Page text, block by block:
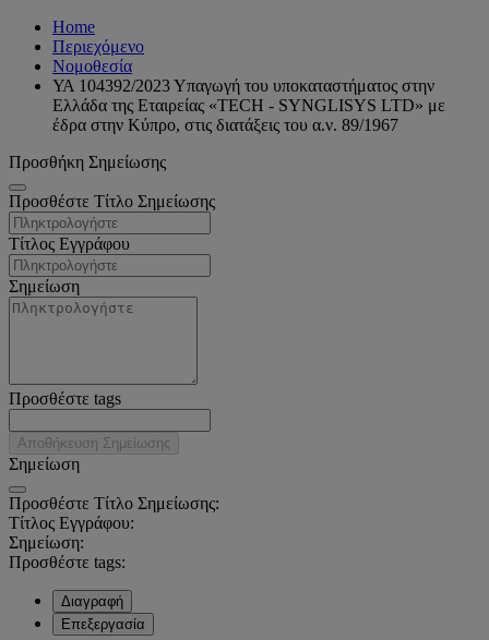
Home
Περιεχόμενο
Νομοθεσία
ΥΑ 104392/2023 Υπαγωγή του υποκαταστήματος στην
Ελλάδα της Εταιρείας «TECH - SYNGLISYS LTD» με
έδρα στην Κύπρο, στις διατάξεις του α.ν. 89/1967
Προσθήκη Σημείωσης
Προσθέστε Τίτλο Σημείωσης
Τίτλος Εγγράφου
Σημείωση
Προσθέστε tags
Αποθήκευση Σημείωσης
Σημείωση
Προσθέστε Τίτλο Σημείωσης:
Τίτλος Εγγράφου:
Σημείωση:
Προσθέστε tags:
Διαγραφή
Επεξεργασία